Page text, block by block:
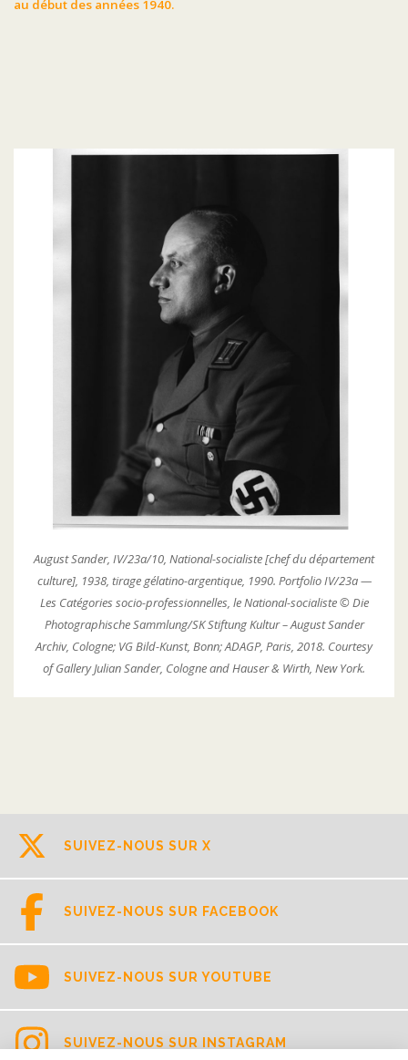
au début des années 1940.
August Sander, IV/23a/10, National-socialiste [chef du département
culture], 1938, tirage gélatino-argentique, 1990. Portfolio IV/23a —
Les Catégories socio-professionnelles, le National-socialiste © Die
Photographische Sammlung/SK Stiftung Kultur – August Sander
Archiv, Cologne; VG Bild-Kunst, Bonn; ADAGP, Paris, 2018. Courtesy
of Gallery Julian Sander, Cologne and Hauser & Wirth, New York.
SUIVEZ-NOUS SUR X
SUIVEZ-NOUS SUR FACEBOOK
SUIVEZ-NOUS SUR YOUTUBE
SUIVEZ-NOUS SUR INSTAGRAM